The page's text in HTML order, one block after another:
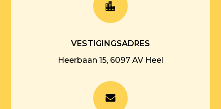

VESTIGINGSADRES
Heerbaan 15, 6097 AV Heel
